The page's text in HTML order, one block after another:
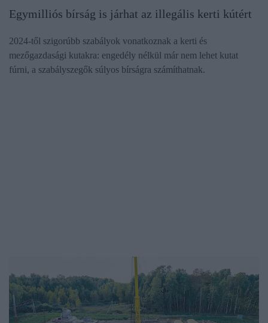
Egymilliós bírság is járhat az illegális kerti kútért
2024-től szigorúbb szabályok vonatkoznak a kerti és
mezőgazdasági kutakra: engedély nélkül már nem lehet kutat
fúrni, a szabályszegők súlyos bírságra számíthatnak.